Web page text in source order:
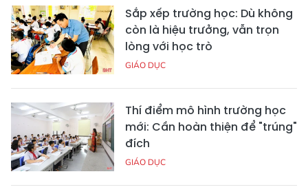
Sắp xếp trường học: Dù không
còn là hiệu trưởng, vẫn trọn
lòng với học trò
GIÁO DỤC
Thí điểm mô hình trường học
mới: Cần hoàn thiện để "trúng"
đích
GIÁO DỤC